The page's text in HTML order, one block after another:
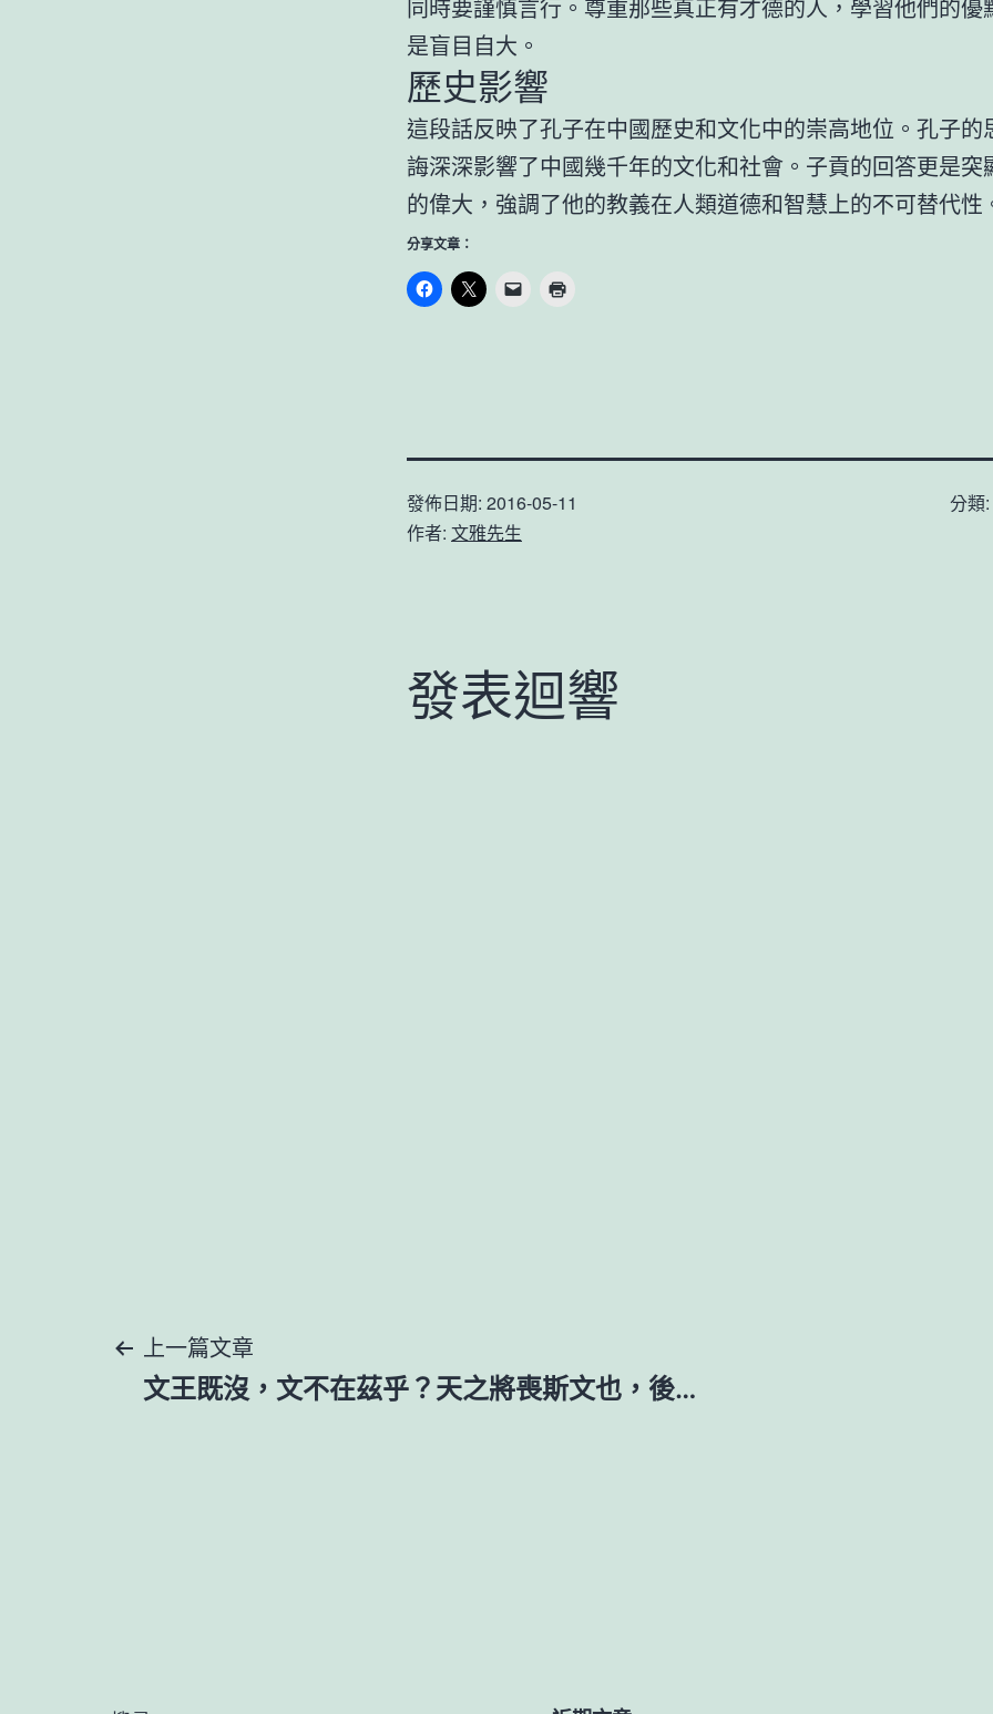
同時要謹慎言行。尊重那些真正有才德的人，學習他們的優
是盲目自大。
歷史影響
這段話反映了孔子在中國歷史和文化中的崇高地位。孔子的
誨深深影響了中國幾千年的文化和社會。子貢的回答更是突
的偉大，強調了他的教義在人類道德和智慧上的不可替代性
分享文章：
發佈日期: 2016-05-11
作者: 文雅先生
分類:
發表迴響
文上一篇文章
文王既沒，文不在茲乎？天之將喪斯文也，後…